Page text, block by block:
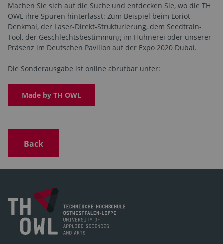
Machen Sie sich auf die Suche und entdecken Sie, wo die TH
OWL ihre Spuren hinterlässt: Zum Beispiel beim Loriot-
Denkmal, der Laser-Direkt-Strukturierung, dem Seedtrain-
Tool, der Geschlechtsbestimmung im Hühnerei oder unserer
Präsenz im Deutschen Pavillon auf der Expo 2020 Dubai.
Die Sonderausgabe ist online abrufbar unter:
Made by TH OWL
Back